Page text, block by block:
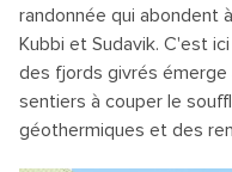
randonnée qui abondent
Kubbi et Sudavik. C'est
des fjords givrés
sentiers à couper le
géothermiques et des